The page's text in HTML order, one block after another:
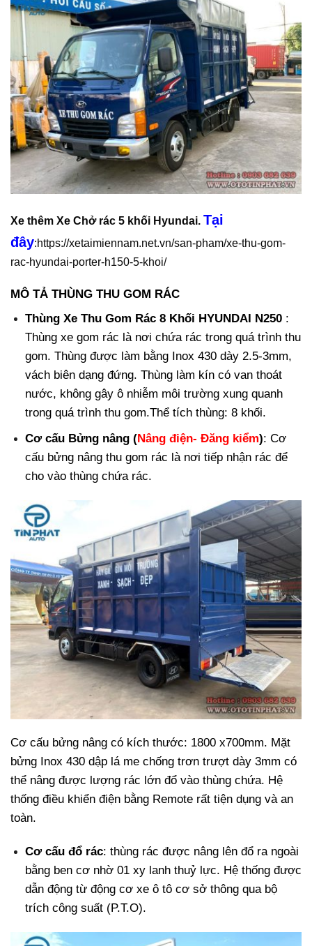
Xe thêm Xe Chở rác 5 khối Hyundai. Tại
đây:https://xetaimiennam.net.vn/san-pham/xe-thu-gom-
rac-hyundai-porter-h150-5-khoi/
MÔ TẢ THÙNG THU GOM RÁC
Thùng Xe Thu Gom Rác 8 Khối HYUNDAI N250 :
Thùng xe gom rác là nơi chứa rác trong quá trình thu
gom. Thùng được làm bằng Inox 430 dày 2.5-3mm,
vách biên dạng đứng. Thùng làm kín có van thoát
nước, không gây ô nhiễm môi trường xung quanh
trong quá trình thu gom.Thể tích thùng: 8 khối.
Cơ cấu Bửng nâng (Nâng điện- Đăng kiểm): Cơ
cấu bửng nâng thu gom rác là nơi tiếp nhận rác để
cho vào thùng chứa rác.
Cơ cấu bửng nâng có kích thước: 1800 x700mm. Mặt
bửng Inox 430 dập lá me chống trơn trượt dày 3mm có
thể nâng được lượng rác lớn đổ vào thùng chứa. Hệ
thống điều khiển điện bằng Remote rất tiện dụng và an
toàn.
Cơ cấu đổ rác: thùng rác được nâng lên đổ ra ngoài
bằng ben cơ nhờ 01 xy lanh thuỷ lực. Hệ thống được
dẫn động từ động cơ xe ô tô cơ sở thông qua bộ
trích công suất (P.T.O).